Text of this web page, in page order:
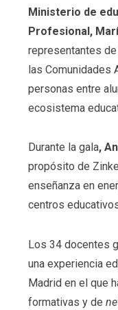
Ministerio de
Profesional,
representantes
las Comunidades
personas entre
ecosistema
Durante la gala,
propósito de
enseñanza en
centros
Los 34 docentes
una experiencia
Madrid en el que
formativas y de